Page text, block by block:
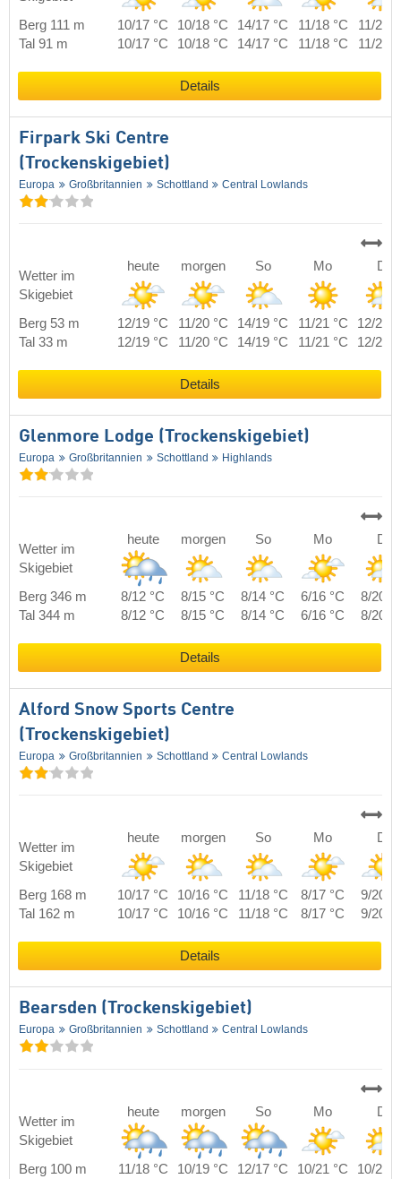
Berg 111 m
10/17 °C 10/18 °C 14/17 °C 11/18 °C
11/22
Tal 91 m
10/17 °C 10/18 °C 14/17 °C 11/18 °C 11/22
Details
Firpark Ski Centre
(Trockenskigebiet)
Europa Großbritannien Schottland Central Lowlands
Wetter im
Skigebiet
heute morgen So Mo Di
Berg 53 m 12/19 °C 11/20 °C 14/19 °C 11/21 °C
12/21
Tal 33 m
12/19 °C 11/20 °C 14/19 °C 11/21 °C 12/21
Details
Glenmore Lodge (Trockenskigebiet)
Europa Großbritannien Schottland Highlands
Wetter im
Skigebiet
heute morgen So Mo Di
Berg 346 m 8/12 °C 8/15 °C 8/14 °C 6/16 °C
8/20
Tal 344 m
8/12 °C 8/15 °C 8/14 °C 6/16 °C 8/20
Details
Alford Snow Sports Centre
(Trockenskigebiet)
Europa Großbritannien Schottland Central Lowlands
Wetter im
Skigebiet
heute morgen So Mo Di
Berg 168 m 10/17 °C 10/16 °C 11/18 °C 8/17 °C
9/20
Tal 162 m
10/17 °C 10/16 °C 11/18 °C 8/17 °C 9/20
Details
Bearsden (Trockenskigebiet)
Europa Großbritannien Schottland Central Lowlands
Wetter im
Skigebiet
heute morgen So Mo Di
Berg 100 m 11/18 °C 10/19 °C 12/17 °C 10/21 °C
10/24